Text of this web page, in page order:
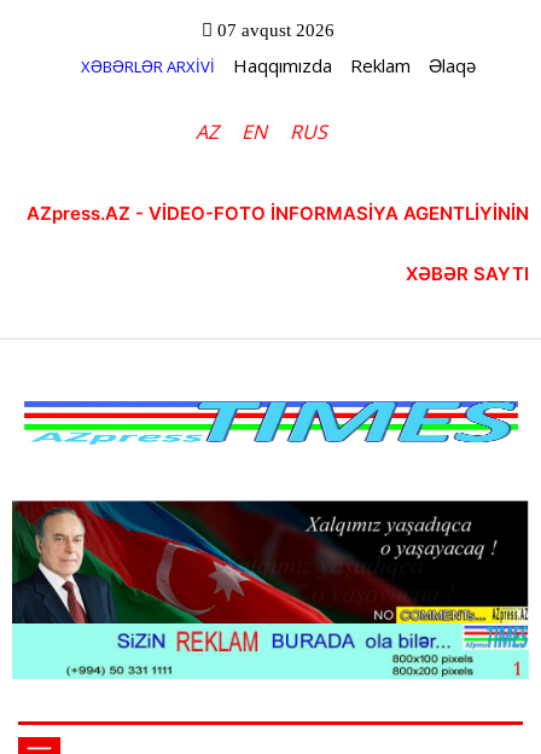
07 avqust 2026
XƏBƏRLƏR ARXİVİ Haqqımızda Reklam Əlaqə
AZ EN RUS
AZpress.AZ - VİDEO-FOTO İNFORMASİYA AGENTLİYİNİN
XƏBƏR SAYTI